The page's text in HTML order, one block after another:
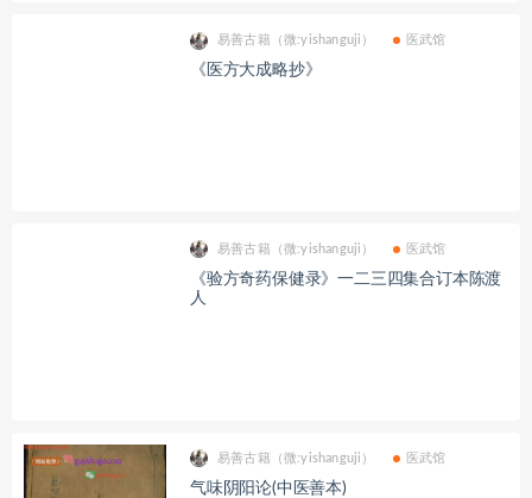
易善古籍（微:yishanguji） 医武馆
《医方大成略抄》
易善古籍（微:yishanguji） 医武馆
《验方奇药保健录》一二三四集合订本陈渡
人
易善古籍（微:yishanguji） 医武馆
气味阴阳论(中医善本)